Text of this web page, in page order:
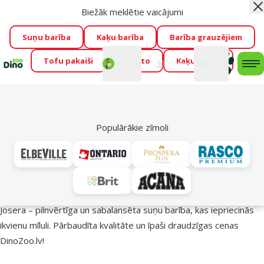
Visu mēnesi Dino Zoo piedāvā lieliskas cenas mīluļu TOP
barībām! 🍖→Skatīt piedāvājumu!
Fotokonkurss “GADA ŪSAIŅI”!
Varbūt tieši Tavs mīlulis
būs 2027. gada zvaigzne
→Piedalīties
Mans
konts
Biežāk meklētie vaicājumi
Suņu barība Kaķu barība Barība grauzējiem
Tofu pakaiši Foresto Kaķu mājas
Populārākie zīmoli
Josera barība suņiem – uzturs veselīgākai dzīvei!
Josera – pilnvērtīga un sabalansēta suņu barība, kas iepriecinās
ikvienu mīluli. Pārbaudīta kvalitāte un īpaši draudzīgas cenas
DinoZoo.lv!